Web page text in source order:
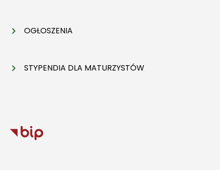
OGŁOSZENIA
STYPENDIA DLA MATURZYSTÓW